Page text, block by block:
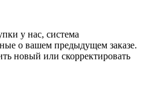
у нас, система
о вашем предыдущем заказе.
новый или скорректировать